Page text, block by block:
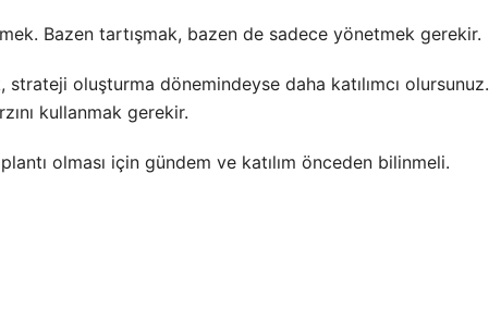
Bazen tartışmak, bazen de sadece yönetmek gerekir.
strateji oluşturma dönemindeyse daha katılımcı olursunuz.
kullanmak gerekir.
olması için gündem ve katılım önceden bilinmeli.